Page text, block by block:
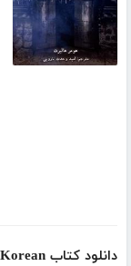
دانلود کتاب Ebook Korean